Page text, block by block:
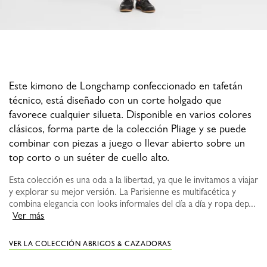
Este kimono de Longchamp confeccionado en tafetán
técnico, está diseñado con un corte holgado que
favorece cualquier silueta. Disponible en varios colores
clásicos, forma parte de la colección Pliage y se puede
combinar con piezas a juego o llevar abierto sobre un
top corto o un suéter de cuello alto.
Esta colección es una oda a la libertad, ya que le invitamos a viajar
y explorar su mejor versión. La Parisienne es multifacética y
combina elegancia con looks informales del día a día y ropa dep...
Ver más
VER LA COLECCIÓN ABRIGOS & CAZADORAS